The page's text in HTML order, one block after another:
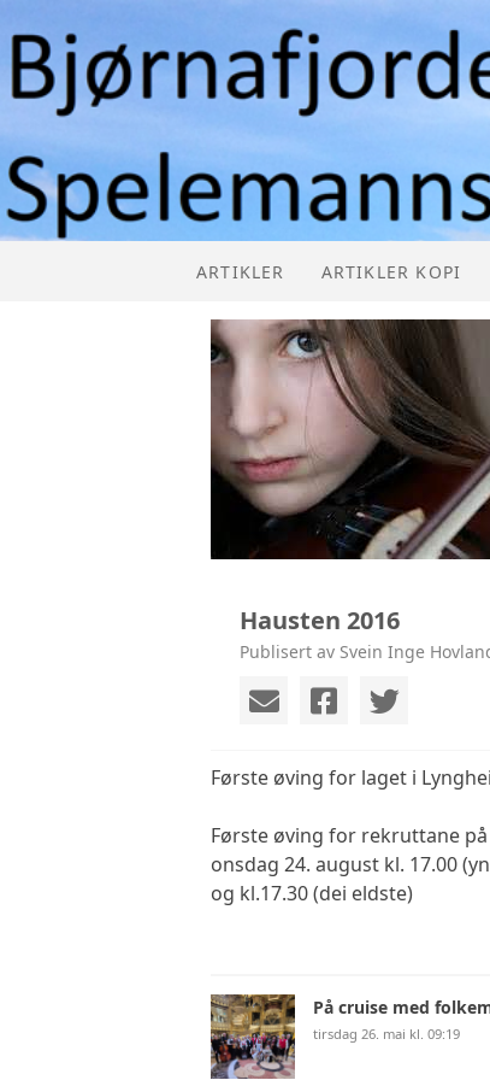
ARTIKLER ARTIKLER KOPI
Hausten 2016
Publisert av Svein Inge
Første øving for laget i
Første øving for rekruttane på
onsdag 24. august kl. 17.00
og kl.17.30 (dei eldste)
På cruise med
tirsdag 26. mai kl. 09:19